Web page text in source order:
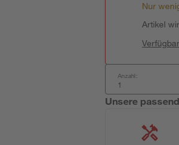
Nur
Artikel
Anzahl:
Unsere